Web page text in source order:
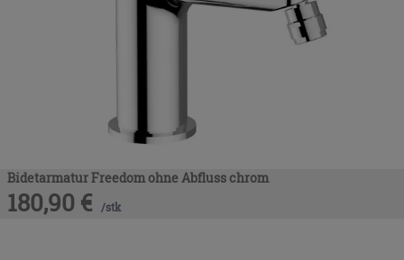
Bidetarmatur Freedom ohne Abfluss chrom
180,90 € /stk